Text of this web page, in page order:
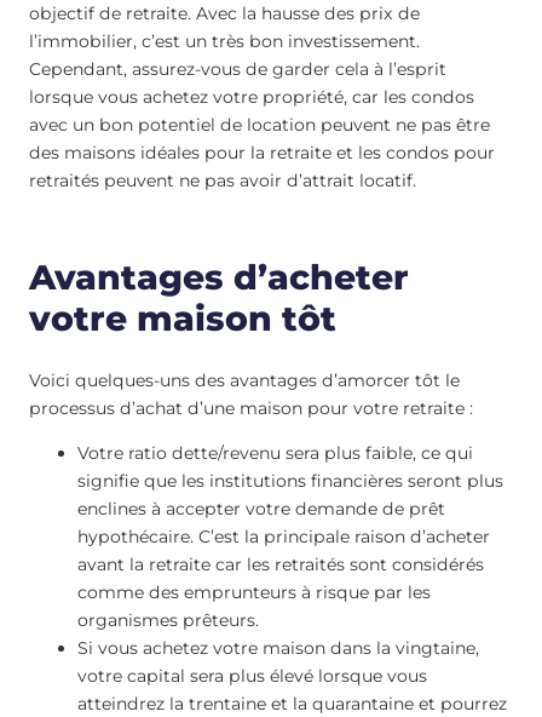
objectif de retraite. Avec la hausse des prix de
l’immobilier, c’est un très bon investissement.
Cependant, assurez-vous de garder cela à l’esprit
lorsque vous achetez votre propriété, car les condos
avec un bon potentiel de location peuvent ne pas être
des maisons idéales pour la retraite et les condos pour
retraités peuvent ne pas avoir d’attrait locatif.
Avantages d’acheter
votre maison tôt
Voici quelques-uns des avantages d’amorcer tôt le
processus d’achat d’une maison pour votre retraite :
Votre ratio dette/revenu sera plus faible, ce qui
signifie que les institutions financières seront plus
enclines à accepter votre demande de prêt
hypothécaire. C’est la principale raison d’acheter
avant la retraite car les retraités sont considérés
comme des emprunteurs à risque par les
organismes prêteurs.
Si vous achetez votre maison dans la vingtaine,
votre capital sera plus élevé lorsque vous
atteindrez la trentaine et la quarantaine et pourrez